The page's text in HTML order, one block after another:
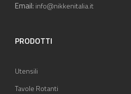
Email: info@nikkenitalia.it
PRODOTTI
Utensili
Tavole Rotanti